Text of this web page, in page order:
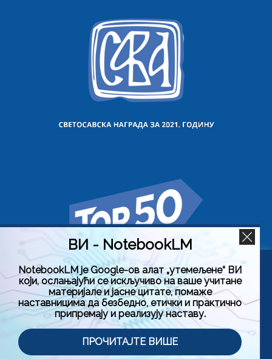
Политика приватности Услови коришћења (Лиценца)
Користимо колачиће на овој веб страници да бисмо вам
побољшали искуство коришћења нашег сајта тако што
ћемо запамтити ваше жељене поставке. Кликом на
„Прихвати све“, пристајете на употребу СВИХ колачића.
Међутим, можете да посетите „Подешавање колачића“
да бисте дали контролисану сагласност.
ВИ - NotebookLM
NotebookLM је Google-ов алат „утемељене“ ВИ
који, ослањајући се искључиво на ваше учитане
материјале и јасне цитате, помаже
наставницима да безбедно, етички и практично
припремају и реализују наставу.
ПРОЧИТАЈТЕ ВИШЕ